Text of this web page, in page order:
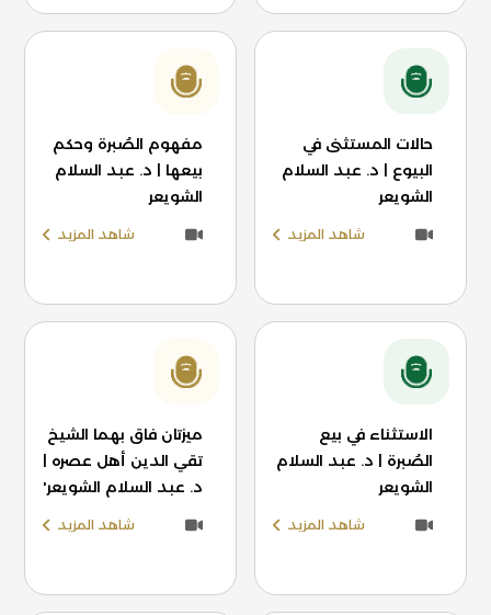
حالات المستثنى في
البيوع | د. عبد السلام
الشويعر
شاهد المزيد
مفهوم الصُبرة وحكم
بيعها | د. عبد السلام
الشويعر
شاهد المزيد
الاستثناء في بيع
الصُبرة | د. عبد السلام
الشويعر
شاهد المزيد
ميزتان فاق بهما الشيخ
تقي الدين أهل عصره |
د. عبد السلام الشويعر'
شاهد المزيد